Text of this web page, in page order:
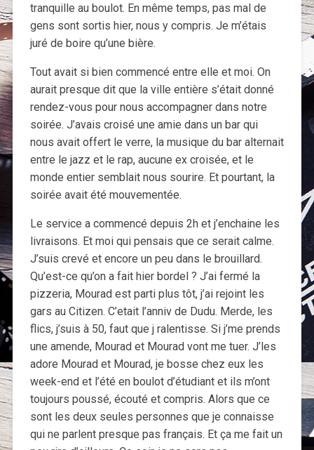
tranquille au boulot. En même temps, pas mal de
gens sont sortis hier, nous y compris. Je m’étais
juré de boire qu’une bière.
Tout avait si bien commencé entre elle et moi. On
aurait presque dit que la ville entière s’était donné
rendez-vous pour nous accompagner dans notre
soirée. J’avais croisé une amie dans un bar qui
nous avait offert le verre, la musique du bar alternait
entre le jazz et le rap, aucune ex croisée, et le
monde entier semblait nous sourire. Et pourtant, la
soirée avait été mouvementée.
Le service a commencé depuis 2h et j’enchaine les
livraisons. Et moi qui pensais que ce serait calme.
J’suis crevé et encore un peu dans le brouillard.
Qu’est-ce qu’on a fait hier bordel ? J’ai fermé la
pizzeria, Mourad est parti plus tôt, j’ai rejoint les
gars au Citizen. C’etait l’anniv de Dudu. Merde, les
flics, j’suis à 50, faut que j ralentisse. Si j’me prends
une amende, Mourad et Mourad vont me tuer. J’les
adore Mourad et Mourad, je bosse chez eux les
week-end et l’été en boulot d’étudiant et ils m’ont
toujours poussé, écouté et compris. Alors que ce
sont les deux seules personnes que je connaisse
qui ne parlent presque pas français. Et ça me fait un